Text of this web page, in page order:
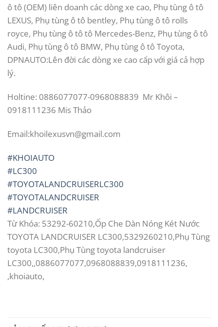
ô tô (OEM) liên doanh các dòng xe cao, Phụ tùng ô tô
LEXUS, Phụ tùng ô tô bentley, Phụ tùng ô tô rolls
royce, Phụ tùng ô tô tô Mercedes-Benz, Phụ tùng ô tô
Audi, Phụ tùng ô tô BMW, Phụ tùng ô tô Toyota,
DPNAUTO:Lên đời các dòng xe cao cấp với giá cả hợp
lý.
Holtine: 0886077077-0968088839 Mr Khôi –
0918111236 Mis Thảo
Email:khoilexusvn@gmail.com
#KHOIAUTO
#LC300
#TOYOTALANDCRUISERLC300
#TOYOTALANDCRUISER
#LANDCRUISER
Từ Khóa: 53292-60210,Ốp Che Dàn Nóng Két Nước
TOYOTA LANDCRUISER LC300,5329260210,Phụ Tùng
toyota LC300,Phụ Tùng toyota landcruiser
LC300,,0886077077,0968088839,0918111236,
,khoiauto,